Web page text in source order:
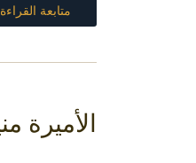
متابعة القراءة
الأميرة